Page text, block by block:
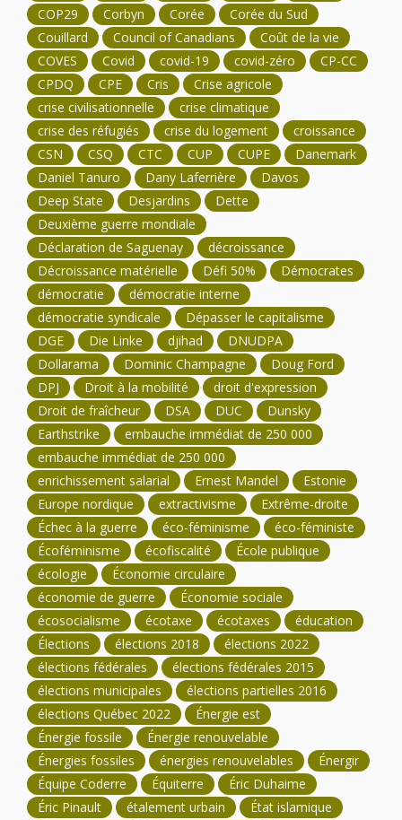
COP29
Corbyn Corée
Corée du Sud
Couillard
Council of Canadians
Coût de la vie
COVES
Covid covid-19 covid-zéro
CP-CC
CPDQ
CPE Cris
Crise agricole
crise civilisationnelle
crise climatique
crise des réfugiés
crise du logement
croissance
CSN
CSQ CTC CUP CUPE
Danemark
Daniel Tanuro
Dany Laferrière
Davos
Deep State
Desjardins
Dette
Deuxième guerre mondiale
Déclaration de Saguenay
décroissance
Décroissance matérielle
Défi 50%
Démocrates
démocratie
démocratie interne
démocratie syndicale
Dépasser le capitalisme
DGE
Die Linke djihad
DNUDPA
Dollarama
Dominic Champagne
Doug Ford
DPJ
Droit à la mobilité
droit d'expression
Droit de fraîcheur
DSA DUC
Dunsky
Earthstrike
embauche immédiat de 250 000
embauche immédiat de 250 000
enrichissement salarial
Ernest Mandel
Estonie
Europe nordique
extractivisme
Extrême-droite
Échec à la guerre
éco-féminisme
éco-féministe
Écoféminisme
écofiscalité
École publique
écologie
Économie circulaire
économie de guerre
Économie sociale
écosocialisme
écotaxe écotaxes
éducation
Élections
élections 2018
élections 2022
élections fédérales
élections fédérales 2015
élections municipales
élections partielles 2016
élections Québec 2022
Énergie est
Énergie fossile
Énergie renouvelable
Énergies fossiles
énergies renouvelables
Énergir
Équipe Coderre
Équiterre
Éric Duhaime
Éric Pinault
étalement urbain
État islamique